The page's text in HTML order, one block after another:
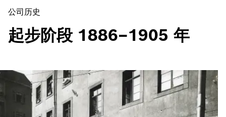
公司历史
起步阶段 1886–1905 年